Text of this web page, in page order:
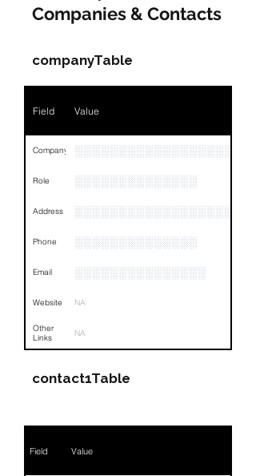
Name
Position
Phone NA
Email
Links NA
Companies & Contacts
companyTable
Field Value
Company ░░░░░░░░░░░░░░░░░░░░
Role ░░░░░░░░░░░░░░
Address
Phone ░░░░░░░░░░░░░░
Email ░░░░░░░░░░░░░░░
Website NA
Other
Links
NA
contact1Table
Field Value